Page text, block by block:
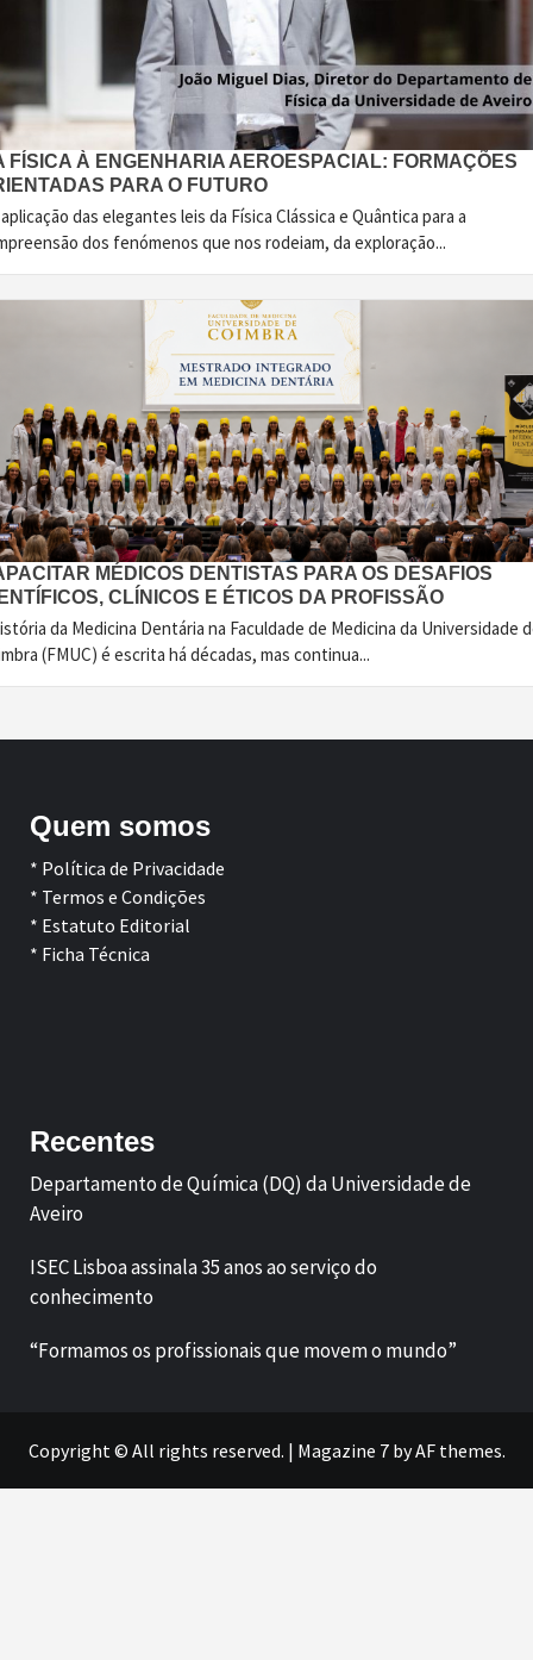
FÍSICA À ENGENHARIA AEROESPACIAL: FORMAÇÕES
PARA O FUTURO
das elegantes leis da Física Clássica e Quântica para a
dos fenómenos que nos rodeiam, da exploração...
MÉDICOS DENTISTAS PARA OS DESAFIOS
CLÍNICOS E ÉTICOS DA PROFISSÃO
da Medicina Dentária na Faculdade de Medicina da Universidade
(FMUC) é escrita há décadas, mas continua...
Quem somos
* Política de Privacidade
* Termos e Condições
* Estatuto Editorial
* Ficha Técnica
Recentes
Departamento de Química (DQ) da Universidade de
Aveiro
ISEC Lisboa assinala 35 anos ao serviço do
conhecimento
“Formamos os profissionais que movem o mundo”
Copyright © All rights reserved. | Magazine 7by AF themes.